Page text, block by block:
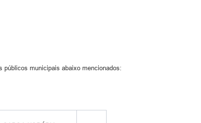
públicos municipais abaixo mencionados: